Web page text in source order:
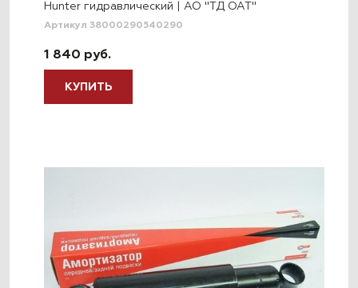
Hunter гидравлический | АО "ТД ОАТ"
Артикул 38000290540290
1 840 руб.
КУПИТЬ